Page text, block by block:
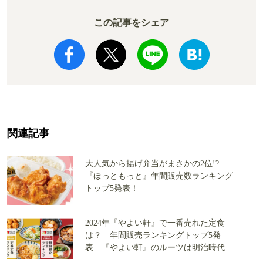
この記事をシェア
関連記事
大人気から揚げ弁当がまさかの2位!?
『ほっともっと』年間販売数ランキング
トップ5発表！
2024年『やよい軒』で一番売れた定食
は？ 年間販売ランキングトップ5発
表 『やよい軒』のルーツは明治時代に